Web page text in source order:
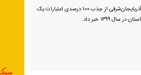
معاون سازمان مدیریت و برنامه‌ریزی آذربایجان‌شرقی از جذب ۱۰۰ درصدی اعتبارات یک